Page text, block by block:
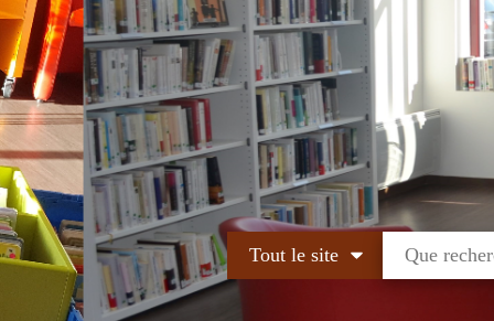
Tout le site